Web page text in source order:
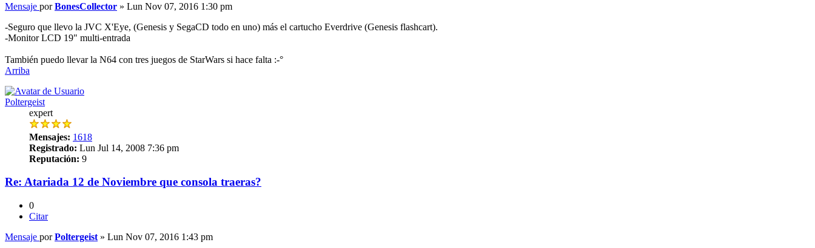
Mensaje porBonesCollector » Lun Nov 07, 2016 1:30 pm
-Seguro que llevo la JVC X'Eye, (Genesis y SegaCD todo en uno) más el cartucho Everdrive (Genesis flashcart).
-Monitor LCD 19" multi-entrada
También puedo llevar la N64 con tres juegos de StarWars si hace falta :-°
Arriba
Poltergeist
expert
Mensajes: 1618
Registrado: Lun Jul 14, 2008 7:36 pm
Reputación: 9
Re: Atariada 12 de Noviembre que consola traeras?
0
Citar
Mensaje porPoltergeist » Lun Nov 07, 2016 1:43 pm